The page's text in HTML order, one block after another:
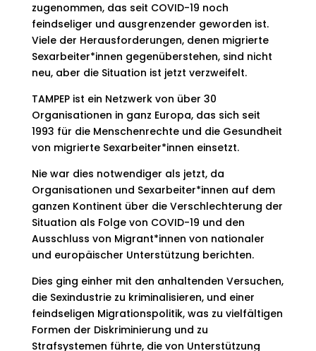
zugenommen, das seit COVID-19 noch
feindseliger und ausgrenzender geworden ist.
Viele der Herausforderungen, denen migrierte
Sexarbeiter*innen gegenüberstehen, sind nicht
neu, aber die Situation ist jetzt verzweifelt.
TAMPEP ist ein Netzwerk von über 30
Organisationen in ganz Europa, das sich seit
1993 für die Menschenrechte und die Gesundheit
von migrierte Sexarbeiter*innen einsetzt.
Nie war dies notwendiger als jetzt, da
Organisationen und Sexarbeiter*innen auf dem
ganzen Kontinent über die Verschlechterung der
Situation als Folge von COVID-19 und den
Ausschluss von Migrant*innen von nationaler
und europäischer Unterstützung berichten.
Dies ging einher mit den anhaltenden Versuchen,
die Sexindustrie zu kriminalisieren, und einer
feindseligen Migrationspolitik, was zu vielfältigen
Formen der Diskriminierung und zu
Strafsystemen führte, die von Unterstützung